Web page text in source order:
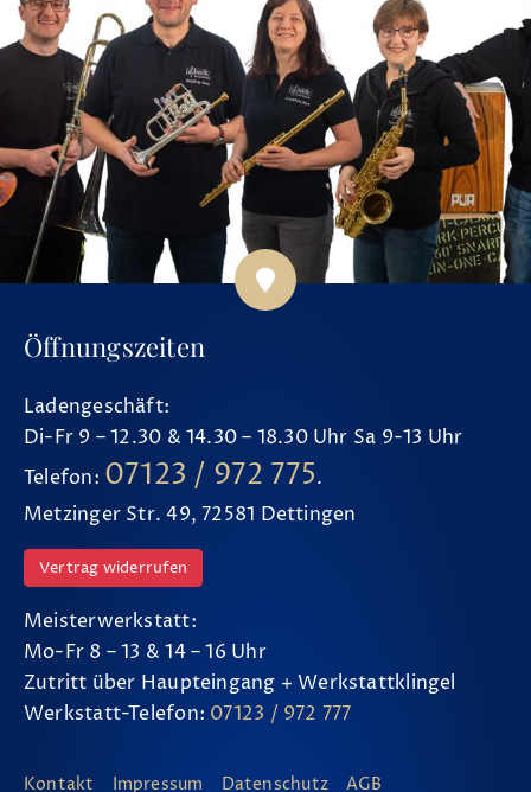
Öffnungszeiten
Ladengeschäft:
Di-Fr 9 – 12.30 & 14.30 – 18.30 Uhr Sa 9-13 Uhr
Telefon: 07123 / 972 775.
Metzinger Str. 49, 72581 Dettingen
Vertrag widerrufen
Meisterwerkstatt:
Mo-Fr 8 – 13 & 14 – 16 Uhr
Zutritt über Haupteingang + Werkstattklingel
Werkstatt-Telefon: 07123 / 972 777
Kontakt Impressum Datenschutz
AGB